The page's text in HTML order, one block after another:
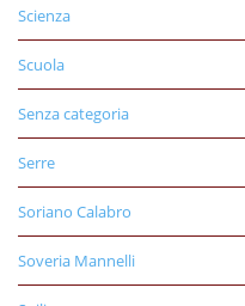
Scienza
Scuola
Senza categoria
Serre
Soriano Calabro
Soveria Mannelli